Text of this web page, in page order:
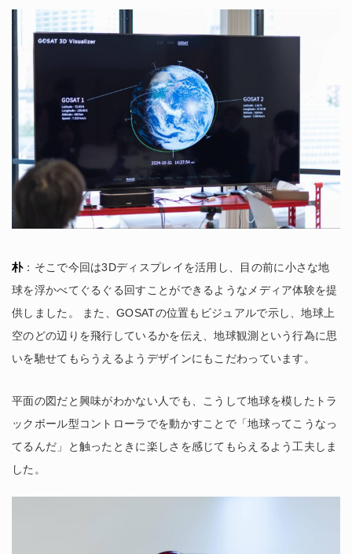
朴：そこで今回は3Dディスプレイを活用し、目の前に小さな地
球を浮かべてぐるぐる回すことができるようなメディア体験を提
供しました。 また、GOSATの位置もビジュアルで示し、地球上
空のどの辺りを飛行しているかを伝え、地球観測という行為に思
いを馳せてもらうえるようデザインにもこだわっています。
平面の図だと興味がわかない人でも、こうして地球を模したトラ
ックボール型コントローラでを動かすことで「地球ってこうなっ
てるんだ」と触ったときに楽しさを感じてもらえるよう工夫しま
した。